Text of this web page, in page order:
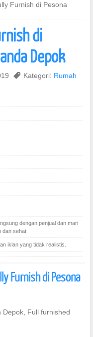
Furnish di Pesona
di
Depok
, Kategori: Rumah
dengan penjual dan mari
dan sehat
iklan yang tidak realistis.
Furnish di Pesona
Depok, Full furnished